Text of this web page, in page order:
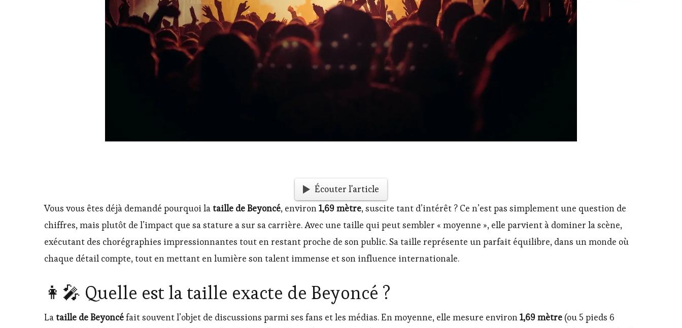
Écouter l'article
Vous vous êtes déjà demandé pourquoi la taille de Beyoncé, environ1,69 mètre, suscite tant d’intérêt ? Ce n’est pas simplement une question de
chiffres, mais plutôt de l’impact que sa stature a sur sa carrière. Avec une taille qui peut sembler « moyenne », elle parvient à dominer la scène,
exécutant des chorégraphies impressionnantes tout en restant proche de son public. Sa taille représente un parfait équilibre, dans un monde où
chaque détail compte, tout en mettant en lumière son talent immense et son influence internationale.
👩‍🎤 Quelle est la taille exacte de Beyoncé ?
La taille de Beyoncéfait souvent l’objet de discussions parmi ses fans et les médias. En moyenne, elle mesure environ1,69 mètre (ou 5 pieds 6